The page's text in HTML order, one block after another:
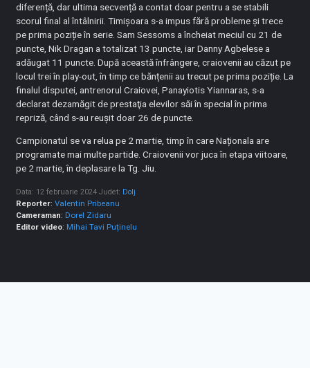
diferență, dar ultima secvență a contat doar pentru a se stabili
scorul final al întâlnirii. Timișoara s-a impus fără probleme și trece
pe prima poziție în serie. Sam Sessoms a încheiat meciul cu 21 de
puncte, Nik Dragan a totalizat 13 puncte, iar Danny Agbelese a
adăugat 11 puncte. După această înfrângere, craiovenii au căzut pe
locul trei în play-out, în timp ce bănțenii au trecut pe prima poziție. La
finalul disputei, antrenorul Craiovei, Panayiotis Yiannaras, s-a
declarat dezamăgit de prestaţia elevilor săi în special în prima
repriză, când s-au reuşit doar 26 de puncte.
Campionatul se va relua pe 2 martie, timp în care Naționala are
programate mai multe partide. Craiovenii vor juca în etapa viitoare,
pe 2 martie, în deplasare la Tg. Jiu.
Data: 12 februarie 2024 Judet: Dolj
Reporter:Valentin Pribeanu
Cameraman: Dorel Zidaru
Editor video: Mihai Tavi Puținelu